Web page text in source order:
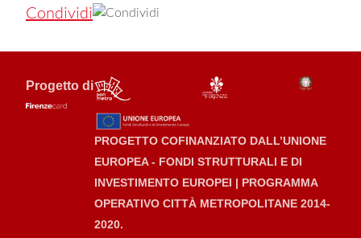
Condividi
Progetto di
PROGETTO COFINANZIATO DALL’UNIONE
EUROPEA - FONDI STRUTTURALI E DI
INVESTIMENTO EUROPEI | PROGRAMMA
OPERATIVO CITTÀ METROPOLITANE 2014-
2020.